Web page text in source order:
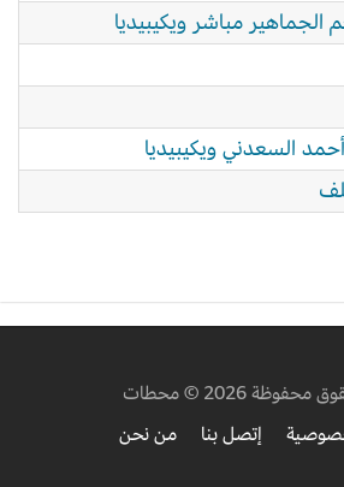
الجماهير مباشر ويكيبيديا
السعدني ويكيبيديا
2026 © محطات
إتصل بنا من نحن